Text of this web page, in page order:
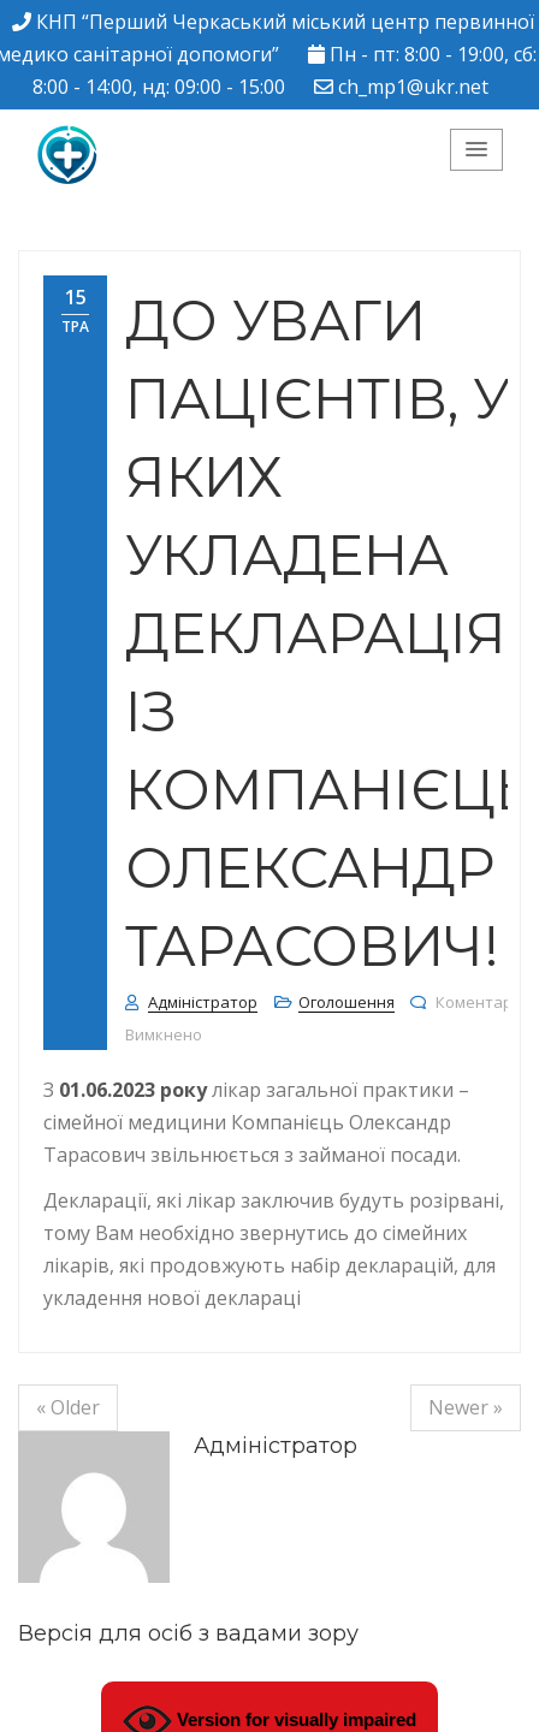
КНП “Перший Черкаський міський центр первинної
санітарної допомоги”
Пн - пт: 8:00 - 19:00, сб:
8:00 - 14:00, нд: 09:00 - 15:00
ch_mp1@ukr.net
Черкаський міський
центр ПМСД"
15
ТРА
ДО УВАГИ
ПАЦІЄНТІВ, У
ЯКИХ
УКЛАДЕНА
ДЕКЛАРАЦІЯ
ІЗ
КОМПАНІЄЦЬ
ОЛЕКСАНДР
ТАРАСОВИЧ!
Адміністратор Оголошення
Коментарі
Вимкнено
З 01.06.2023 рокулікар загальної практики –
сімейної медицини Компанієць Олександр
Тарасович звільнюється з займаної посади.
Декларації, які лікар заключив будуть розірвані,
тому Вам необхідно звернутись до сімейних
лікарів, які продовжують набір декларацій, для
укладення нової деклараці
« Older
Newer »
Адміністратор
Версія для осіб з вадами зору
Version for visually impaired